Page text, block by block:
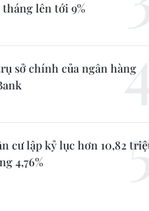
lên tới 9%
sở chính của ngân hàng
cư lập kỷ lục hơn 10,82
4,76%